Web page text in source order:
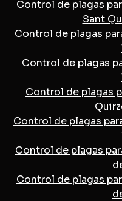
Control de plagas
Sant
Control de plagas
Control de plagas
Control de plagas
Control de plagas
Control de plagas
Control de plagas